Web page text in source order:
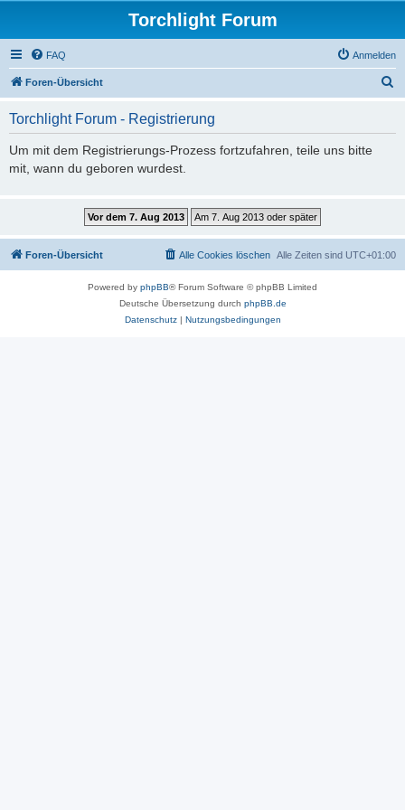
Torchlight Forum
FAQ Anmelden
Foren-Übersicht
Torchlight Forum - Registrierung
Um mit dem Registrierungs-Prozess fortzufahren, teile uns bitte
mit, wann du geboren wurdest.
Foren-Übersicht Alle Zeiten sind UTC+01:00
Alle Cookies löschen
Powered by phpBB® Forum Software © phpBB Limited
Deutsche Übersetzung durch phpBB.de
Datenschutz| Nutzungsbedingungen